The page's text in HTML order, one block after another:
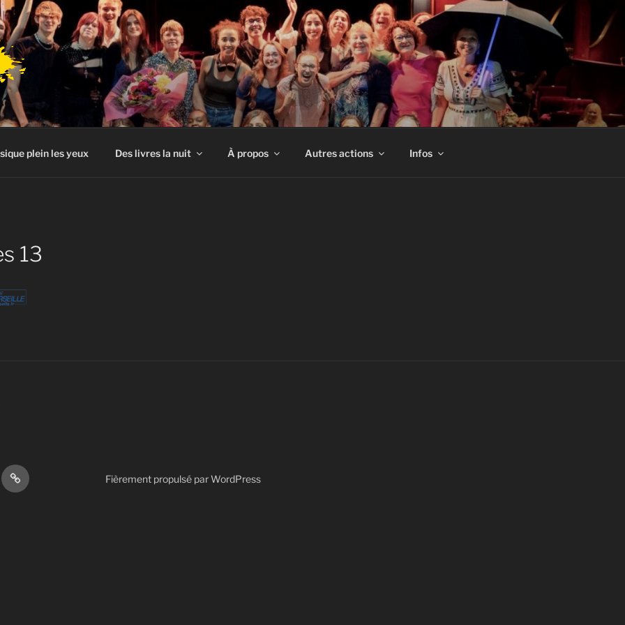
plein les yeux Des livres la nuit À propos Autres actions Infos
13
Autres
actions
Fièrement propulsé par WordPress